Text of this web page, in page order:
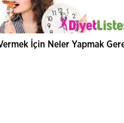
İçin Neler Yapmak